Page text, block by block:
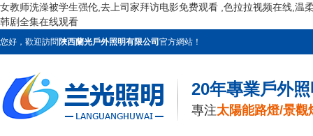
女教师洗澡被学生强伦,去上司家拜访电影免费观看 ,色拉拉视频在线,
韩剧全集在线观看
您好，歡迎訪問 陜西蘭光戶外照明有限公司 官方網站！
20年專業戶外
專注太陽能路燈/景觀